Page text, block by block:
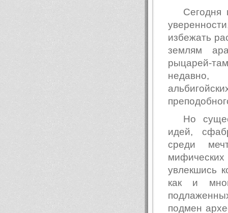
избежать
землям
рыцарей-
недавно,
Но
идей,
среди
увлекшись
как и
подмен